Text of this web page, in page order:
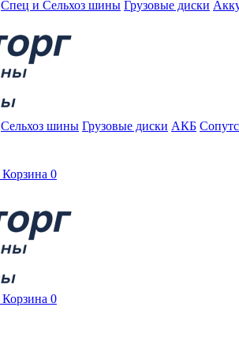
Спец и Сельхоз шины Грузовые диски
Сельхоз шины Грузовые диски АКБ
Корзина 0
Корзина 0